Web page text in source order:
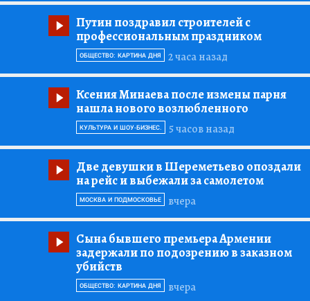
Путин поздравил строителей с
профессиональным праздником
2 часа назад
ОБЩЕСТВО: КАРТИНА ДНЯ
Ксения Минаева после измены парня
нашла нового возлюбленного
5 часов назад
КУЛЬТУРА И ШОУ-БИЗНЕС.
Две девушки в Шереметьево опоздали
на рейс и выбежали за самолетом
вчера
МОСКВА И ПОДМОСКОВЬЕ
Сына бывшего премьера Армении
задержали по подозрению в заказном
убийств
вчера
ОБЩЕСТВО: КАРТИНА ДНЯ